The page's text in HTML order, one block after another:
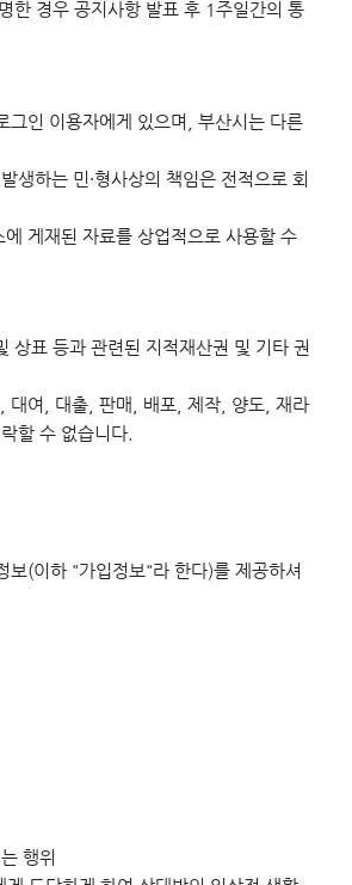
한 경우 공지사항 발표 후 1주일간의 통
인 이용자에게 있으며, 부산시는 다른
하는 민·형사상의 책임은 전적으로 회
게재된 자료를 상업적으로 사용할 수
표 등과 관련된 지적재산권 및 기타 권
대여, 대출, 판매, 배포, 제작, 양도, 재라
할 수 없습니다.
보(이하 "가입정보"라 한다)를 제공하셔
행위